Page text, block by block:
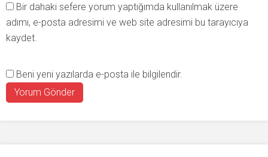
Bir dahaki sefere yorum yaptığımda kullanılmak üzere
adımı, e-posta adresimi ve web site adresimi bu tarayıcıya
kaydet.
Beni yeni yazılarda e-posta ile bilgilendir.